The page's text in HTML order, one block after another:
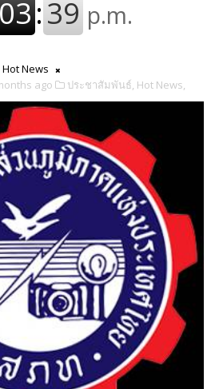
Hot News
ago ประชาสัมพันธ์, Hot News,